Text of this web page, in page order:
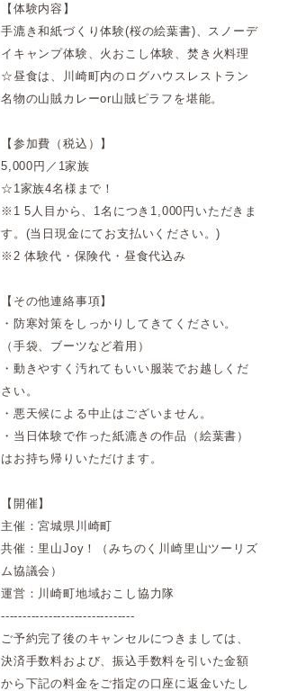
【体験内容】
手漉き和紙づくり体験(桜の絵葉書)、スノーデ
イキャンプ体験、火おこし体験、焚き火料理
☆昼食は、川崎町内のログハウスレストラン
名物の山賊カレーor山賊ピラフを堪能。
【参加費（税込）】
5,000円／1家族
☆1家族4名様まで！
※1 5人目から、1名につき1,000円いただきま
す。(当日現金にてお支払いください。)
※2 体験代・保険代・昼食代込み
【その他連絡事項】
・防寒対策をしっかりしてきてください。
（手袋、ブーツなど着用）
・動きやすく汚れてもいい服装でお越しくだ
さい。
・悪天候による中止はございません。
・当日体験で作った紙漉きの作品（絵葉書）
はお持ち帰りいただけます。
【開催】
主催：宮城県川崎町
共催：里山Joy！（みちのく川崎里山ツーリズ
ム協議会）
運営：川崎町地域おこし協力隊
-------------------------------
ご予約完了後のキャンセルにつきましては、
決済手数料および、振込手数料を引いた金額
から下記の料金をご指定の口座に返金いたし